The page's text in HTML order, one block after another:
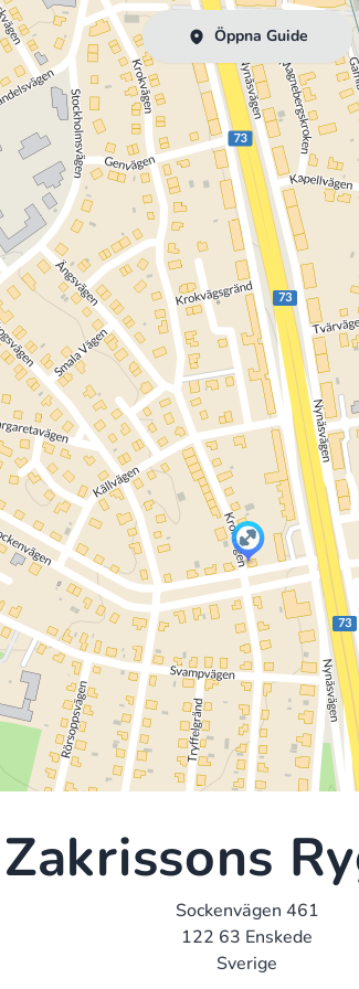
Öppna Guide
Sockenvägen 461
122 63 Enskede
Sverige